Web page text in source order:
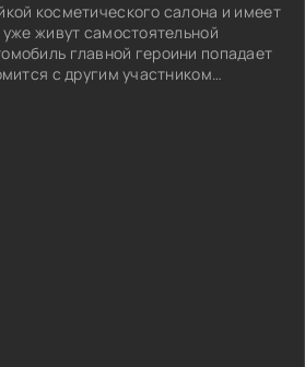
косметического салона и имеет
живут самостоятельной
главной героини попадает
с другим участником